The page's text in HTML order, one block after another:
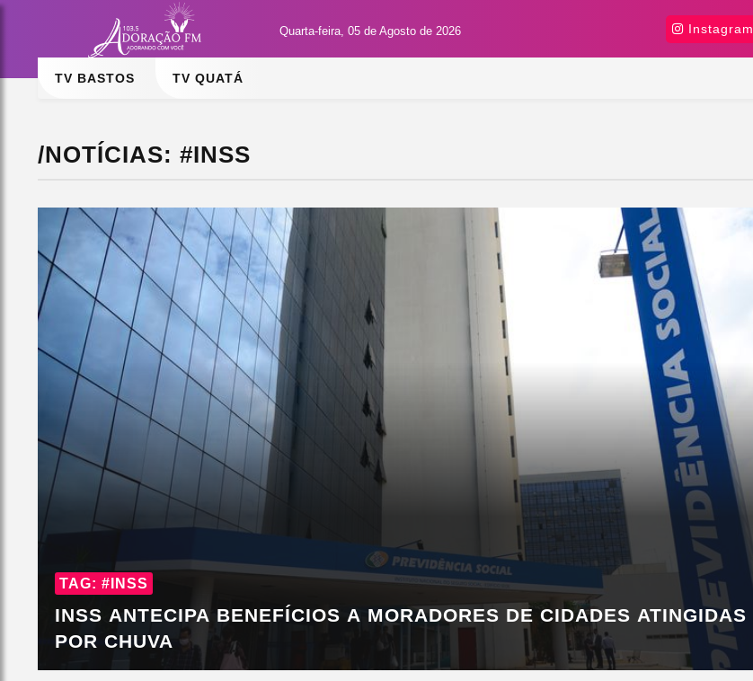
Quarta-feira, 05 de Agosto de 2026 Instagram
TV BASTOS TV QUATÁ
/NOTÍCIAS: #INSS
TAG: #INSS
INSS ANTECIPA BENEFÍCIOS A MORADORES DE CIDADES ATINGIDAS
POR CHUVA